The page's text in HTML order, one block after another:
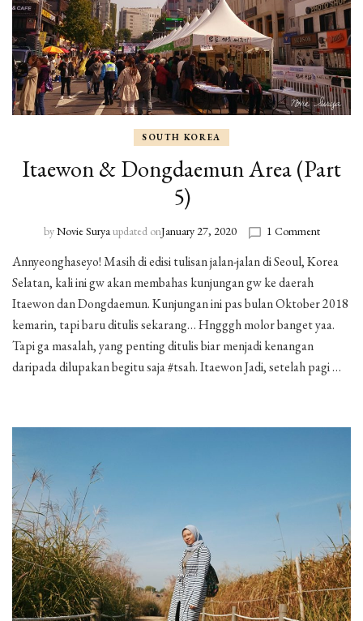
SOUTH KOREA
Itaewon & Dongdaemun Area (Part
5)
byNovie Suryaupdated onJanuary 27, 2020 1 Commenton
&
Area
5)
Annyeonghaseyo! Masih di edisi tulisan jalan-jalan di Seoul, Korea
Selatan, kali ini gw akan membahas kunjungan gw ke daerah
Itaewon dan Dongdaemun. Kunjungan ini pas bulan Oktober 2018
kemarin, tapi baru ditulis sekarang… Hngggh molor banget yaa.
Tapi ga masalah, yang penting ditulis biar menjadi kenangan
daripada dilupakan begitu saja #tsah. Itaewon Jadi, setelah pagi …